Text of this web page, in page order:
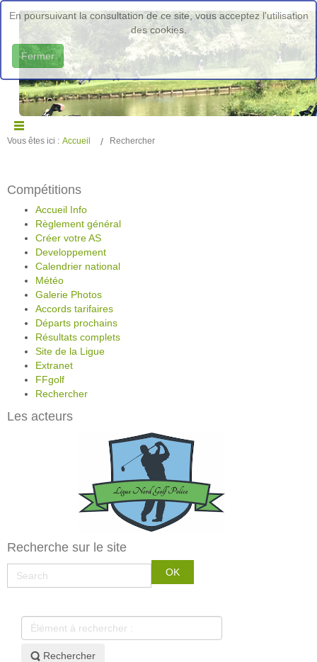
En poursuivant la consultation de ce site, vous acceptez l'utilisation
des cookies.
Fermer
Vous êtes ici : Accueil Rechercher
Compétitions
Accueil Info
Règlement général
Créer votre AS
Developpement
Calendrier national
Météo
Galerie Photos
Accords tarifaires
Départs prochains
Résultats complets
Site de la Ligue
Extranet
FFgolf
Rechercher
Les acteurs
Recherche sur le site
Élément
à
rechercher
Rechercher